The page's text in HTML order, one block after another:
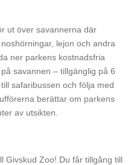
ut över savannerna där
lejon och andra
ner parkens kostnadsfria
savannen – tillgänglig på 6
safaribussen och följa med
berättar om parkens
av utsikten.
Givskud Zoo! Du får tillgång till